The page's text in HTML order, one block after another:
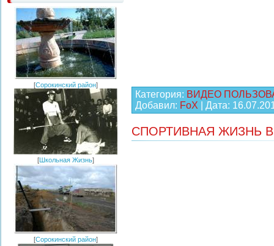
[Сорокинский район]
[Школьная Жизнь]
[Сорокинский район]
Категория: ВИДЕО
Добавил: FoX | Дата:
СПОРТИВНАЯ ЖИЗНЬ